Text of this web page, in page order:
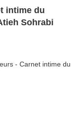
intime du
Sohrabi